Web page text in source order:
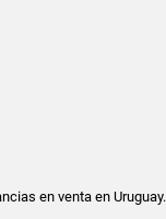
en venta en Uruguay.